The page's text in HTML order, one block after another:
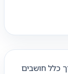
כלל חושבים